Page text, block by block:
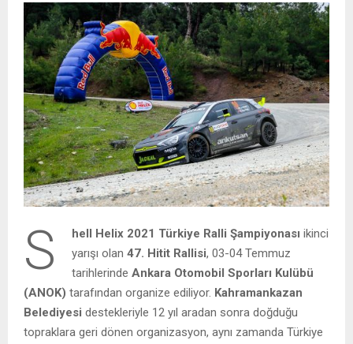
S hell Helix 2021 Türkiye Ralli Şampiyonası ikinci
yarışı olan 47. Hitit Rallisi, 03-04 Temmuz
tarihlerinde Ankara Otomobil Sporları Kulübü
(ANOK) tarafından organize ediliyor. Kahramankazan
Belediyesi destekleriyle 12 yıl aradan sonra doğduğu
topraklara geri dönen organizasyon, aynı zamanda Türkiye